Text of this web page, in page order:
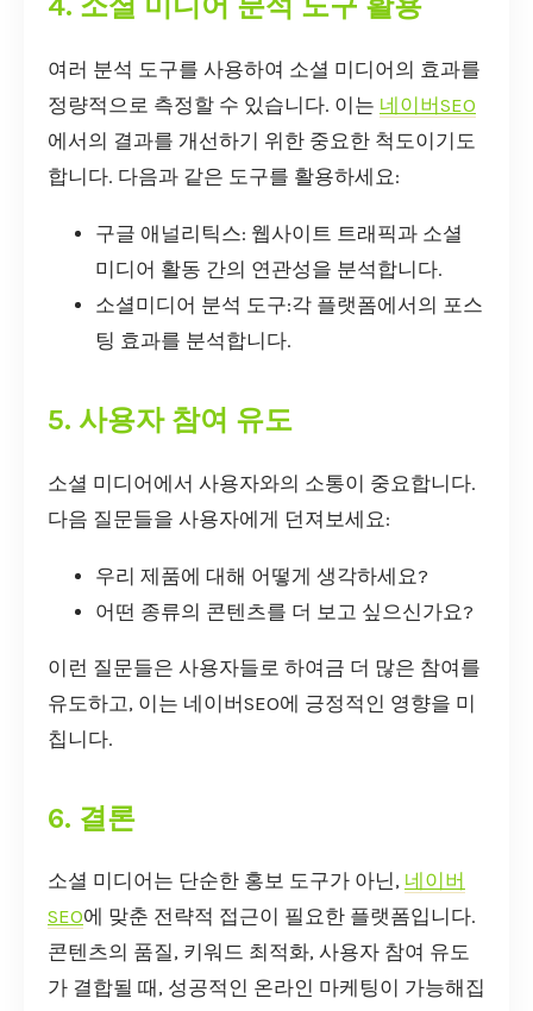
여러 분석 도구를 사용하여 소셜 미디어의 효과를
정량적으로 측정할 수 있습니다. 이는 네이버SEO
에서의 결과를 개선하기 위한 중요한 척도이기도
합니다. 다음과 같은 도구를 활용하세요:
구글 애널리틱스: 웹사이트 트래픽과 소셜
미디어 활동 간의 연관성을 분석합니다.
소셜미디어 분석 도구:각 플랫폼에서의 포스
팅 효과를 분석합니다.
5. 사용자 참여 유도
소셜 미디어에서 사용자와의 소통이 중요합니다.
다음 질문들을 사용자에게 던져보세요:
우리 제품에 대해 어떻게 생각하세요?
어떤 종류의 콘텐츠를 더 보고 싶으신가요?
이런 질문들은 사용자들로 하여금 더 많은 참여를
유도하고, 이는 네이버SEO에 긍정적인 영향을 미
칩니다.
6. 결론
소셜 미디어는 단순한 홍보 도구가 아닌, 네이버
SEO에 맞춘 전략적 접근이 필요한 플랫폼입니다.
콘텐츠의 품질, 키워드 최적화, 사용자 참여 유도
가 결합될 때, 성공적인 온라인 마케팅이 가능해집